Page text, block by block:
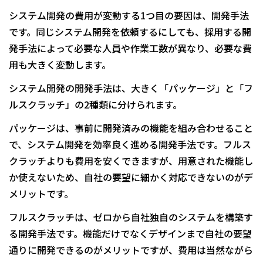
システム開発の費用が変動する1つ目の要因は、開発手法
です。同じシステム開発を依頼するにしても、採用する開
発手法によって必要な人員や作業工数が異なり、必要な費
用も大きく変動します。
システム開発の開発手法は、大きく「パッケージ」と「フ
ルスクラッチ」の2種類に分けられます。
パッケージは、事前に開発済みの機能を組み合わせること
で、システム開発を効率良く進める開発手法です。フルス
クラッチよりも費用を安くできますが、用意された機能し
か使えないため、自社の要望に細かく対応できないのがデ
メリットです。
フルスクラッチは、ゼロから自社独自のシステムを構築す
る開発手法です。機能だけでなくデザインまで自社の要望
通りに開発できるのがメリットですが、費用は当然ながら